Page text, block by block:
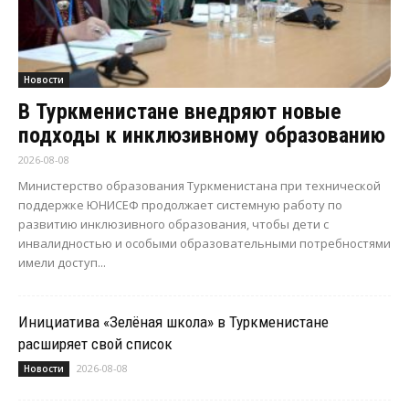
Новости
В Туркменистане внедряют новые
подходы к инклюзивному образованию
2026-08-08
Министерство образования Туркменистана при технической
поддержке ЮНИСЕФ продолжает системную работу по
развитию инклюзивного образования, чтобы дети с
инвалидностью и особыми образовательными потребностями
имели доступ...
Инициатива «Зелёная школа» в Туркменистане
расширяет свой список
Новости 2026-08-08